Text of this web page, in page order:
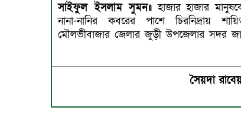
সাইফুল ইসলাম সুমন॥ হাজার হাজার
নানা-নানির কবরের পাশে চিরনিদ্রায়
মৌলভীবাজার জেলার জুড়ী উপজেলার সদর
সৈয়দা